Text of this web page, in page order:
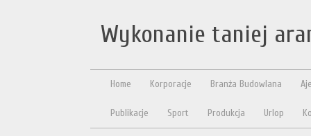
Wykonanie taniej
Home Korporacje Branża Budowlana
Publikacje Sport Produkcja Urlop